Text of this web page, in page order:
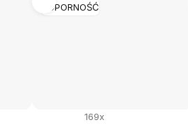
ODPORNOŚĆ
169x